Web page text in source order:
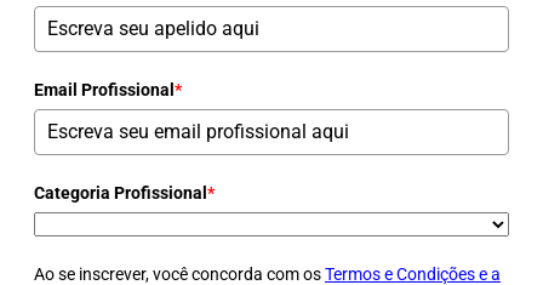
Email Profissional *
Categoria Profissional *
Ao se inscrever, você concorda com osTermos e Condições e a